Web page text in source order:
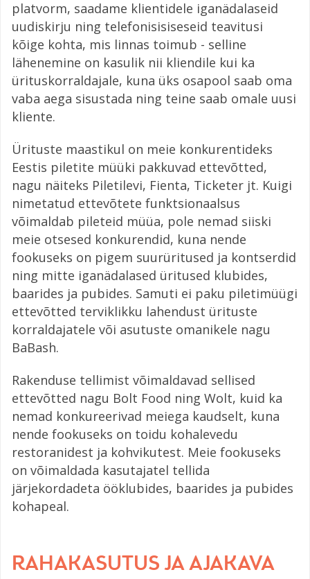
platvorm, saadame klientidele iganädalaseid
uudiskirju ning telefonisisiseseid teavitusi
kõige kohta, mis linnas toimub - selline
lähenemine on kasulik nii kliendile kui ka
ürituskorraldajale, kuna üks osapool saab oma
vaba aega sisustada ning teine saab omale uusi
kliente.
Ürituste maastikul on meie konkurentideks
Eestis piletite müüki pakkuvad ettevõtted,
nagu näiteks Piletilevi, Fienta, Ticketer jt. Kuigi
nimetatud ettevõtete funktsionaalsus
võimaldab pileteid müüa, pole nemad siiski
meie otsesed konkurendid, kuna nende
fookuseks on pigem suurüritused ja kontserdid
ning mitte iganädalased üritused klubides,
baarides ja pubides. Samuti ei paku piletimüügi
ettevõtted terviklikku lahendust ürituste
korraldajatele või asutuste omanikele nagu
BaBash.
Rakenduse tellimist võimaldavad sellised
ettevõtted nagu Bolt Food ning Wolt, kuid ka
nemad konkureerivad meiega kaudselt, kuna
nende fookuseks on toidu kohalevedu
restoranidest ja kohvikutest. Meie fookuseks
on võimaldada kasutajatel tellida
järjekordadeta ööklubides, baarides ja pubides
kohapeal.
RAHAKASUTUS JA AJAKAVA